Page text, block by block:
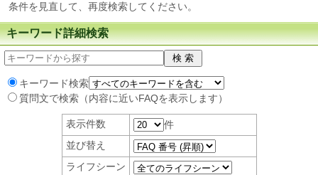
条件を見直して、再度検索してください。
キーワード詳細検索
キーワード検索
質問文で検索（内容に近いFAQを表示します）
表示件数
件
並び替え
ライフシーン